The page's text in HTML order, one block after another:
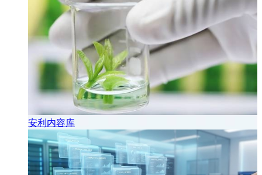
安利内容库